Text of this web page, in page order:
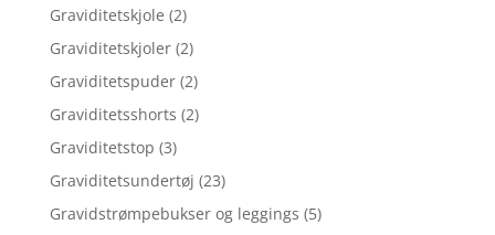
Graviditetskjole (2)
Graviditetskjoler (2)
Graviditetspuder (2)
Graviditetsshorts (2)
Graviditetstop (3)
Graviditetsundertøj (23)
Gravidstrømpebukser og leggings (5)